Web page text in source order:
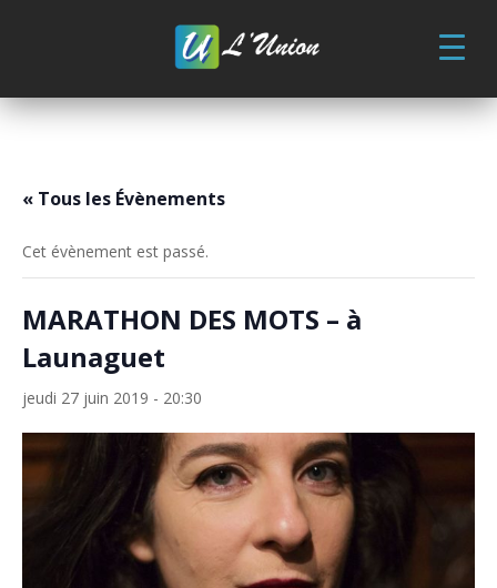
« Tous les Évènements
Cet évènement est passé.
MARATHON DES MOTS – à
Launaguet
jeudi 27 juin 2019 - 20:30